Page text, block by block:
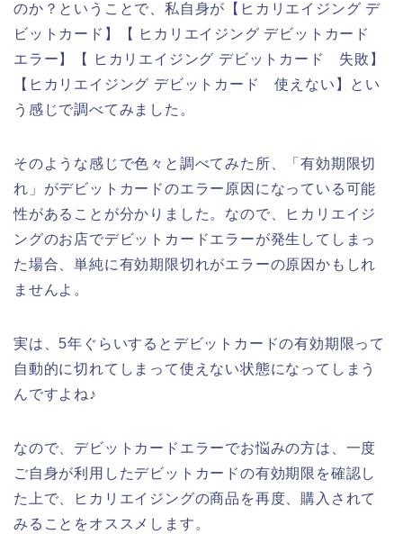
のか？ということで、私自身が【ヒカリエイジング デ
ビットカード】【 ヒカリエイジング デビットカード
エラー】【 ヒカリエイジング デビットカード 失敗】
【ヒカリエイジング デビットカード 使えない】とい
う感じで調べてみました。
そのような感じで色々と調べてみた所、「有効期限切
れ」がデビットカードのエラー原因になっている可能
性があることが分かりました。なので、ヒカリエイジ
ングのお店でデビットカードエラーが発生してしまっ
た場合、単純に有効期限切れがエラーの原因かもしれ
ませんよ。
実は、5年ぐらいするとデビットカードの有効期限って
自動的に切れてしまって使えない状態になってしまう
んですよね♪
なので、デビットカードエラーでお悩みの方は、一度
ご自身が利用したデビットカードの有効期限を確認し
た上で、ヒカリエイジングの商品を再度、購入されて
みることをオススメします。